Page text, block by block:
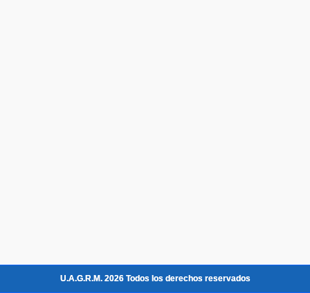
U.A.G.R.M. 2026 Todos los derechos reservados